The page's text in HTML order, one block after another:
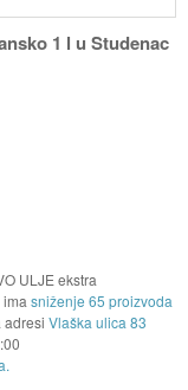
1 l u Studenac
ULJE ekstra
sniženje 65 proizvoda
Vlaška ulica 83